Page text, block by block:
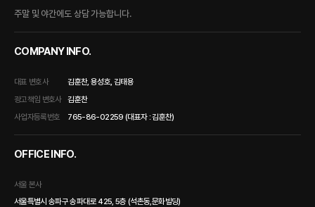
COMPANY INFO.
대표 변호사
김훈찬, 용성호, 김태용
광고책임 변호사
김훈찬
사업자등록번호
765-86-02259 (대표자 : 김훈찬)
OFFICE INFO.
서울 본사
서울특별시 송파구 송파대로 425, 5층 (석촌동,문화빌딩)
주말 및 야간에도 상담 가능합니다.